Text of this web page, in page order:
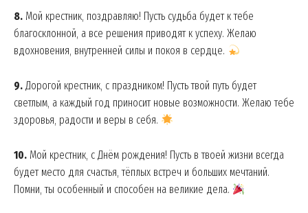
8. Мой крестник, поздравляю! Пусть судьба будет к тебе
благосклонной, а все решения приводят к успеху. Желаю
вдохновения, внутренней силы и покоя в сердце.
9. Дорогой крестник, с праздником! Пусть твой путь будет
светлым, а каждый год приносит новые возможности. Желаю тебе
здоровья, радости и веры в себя.
10. Мой крестник, с Днём рождения! Пусть в твоей жизни всегда
будет место для счастья, тёплых встреч и больших мечтаний.
Помни, ты особенный и способен на великие дела.